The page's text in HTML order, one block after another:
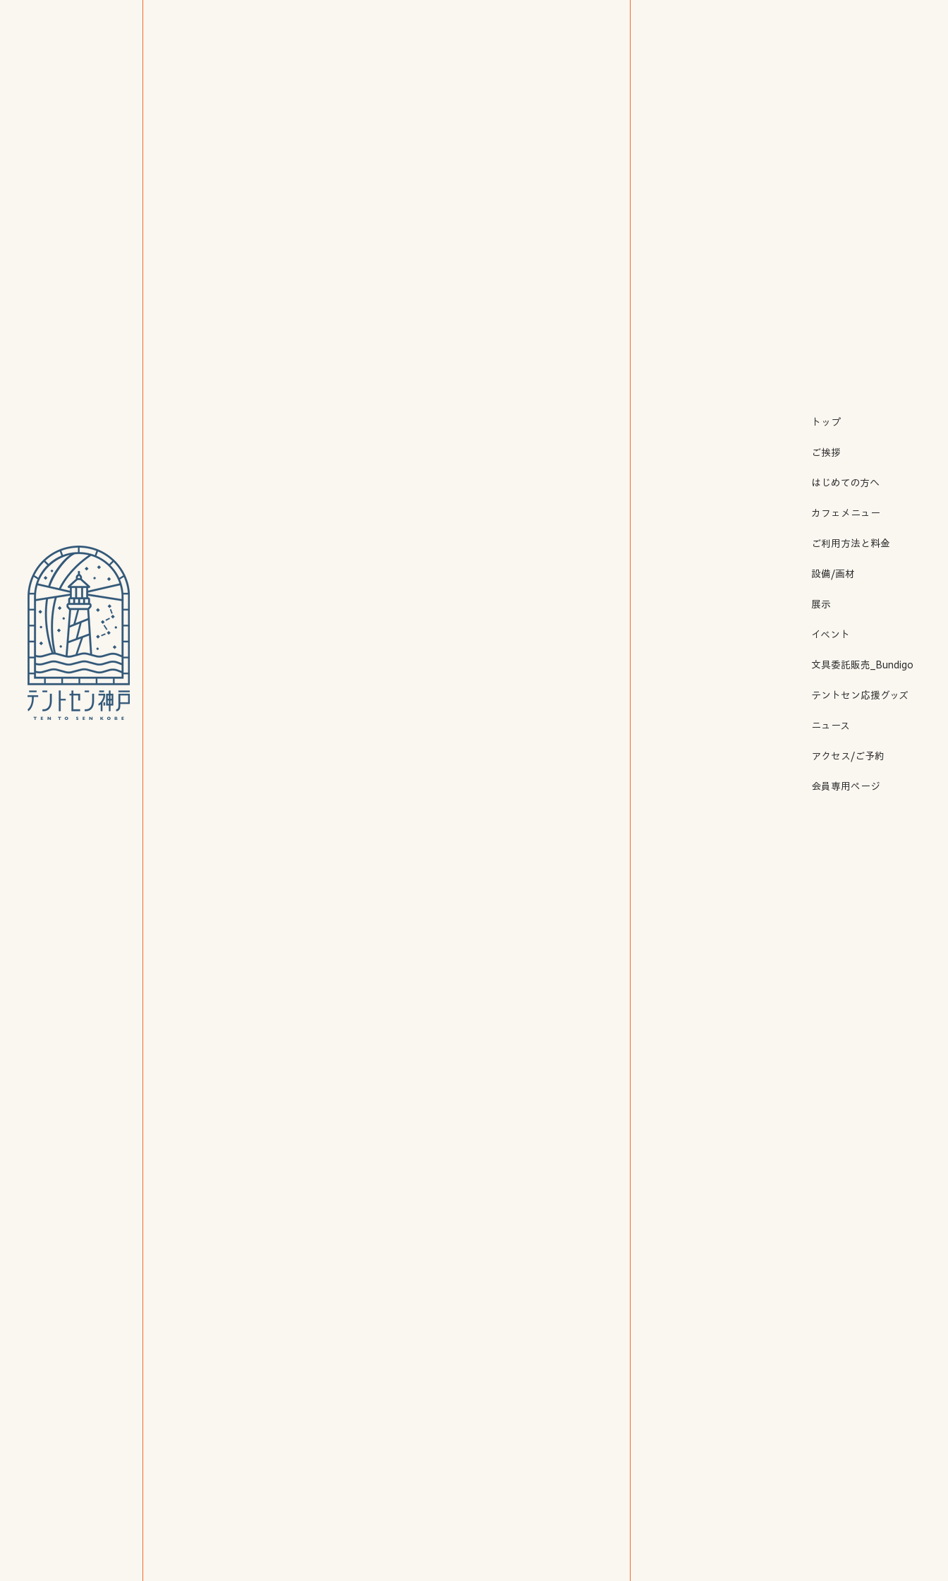
トップ
ご挨拶
はじめての方へ
カフェメニュー
ご利用方法と料金
設備/画材
展示
イベント
文具委託販売_Bundigo
テントセン応援グッズ
ニュース
アクセス/ご予約
会員専用ページ